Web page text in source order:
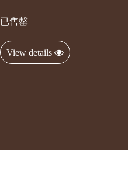
已售罄
View details